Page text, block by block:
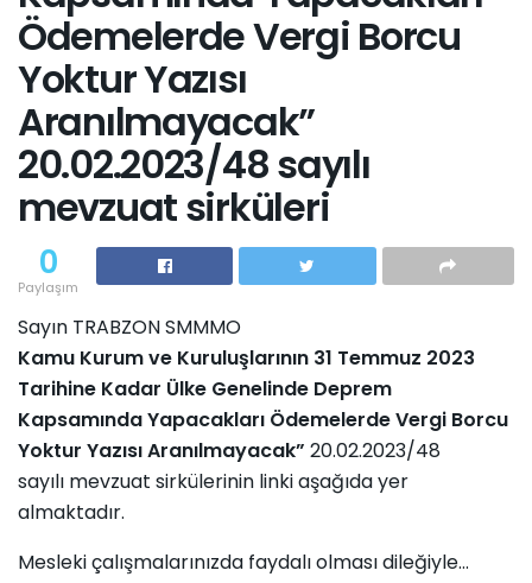
Ödemelerde Vergi Borcu
Yoktur Yazısı
Aranılmayacak”
20.02.2023/48 sayılı
mevzuat sirküleri
0
Paylaşım
Sayın TRABZON SMMMO
Kamu Kurum ve Kuruluşlarının 31 Temmuz 2023
Tarihine Kadar Ülke Genelinde Deprem
Kapsamında Yapacakları Ödemelerde Vergi Borcu
Yoktur Yazısı Aranılmayacak” 20.02.2023/48
sayılı mevzuat sirkülerinin linki aşağıda yer
almaktadır.
Mesleki çalışmalarınızda faydalı olması dileğiyle...